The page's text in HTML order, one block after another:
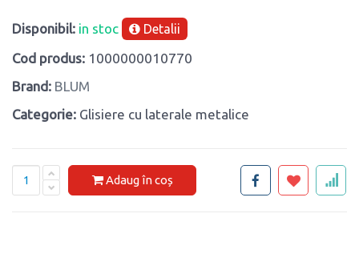
Disponibil: in stoc Detalii
Cod produs: 1000000010770
Brand: BLUM
Categorie: Glisiere cu laterale metalice
Adaug în coș